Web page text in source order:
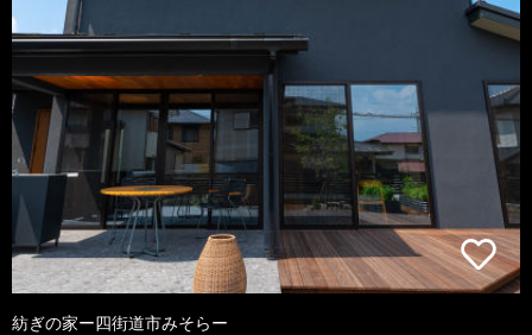
紡ぎの家ー四街道市みそらー